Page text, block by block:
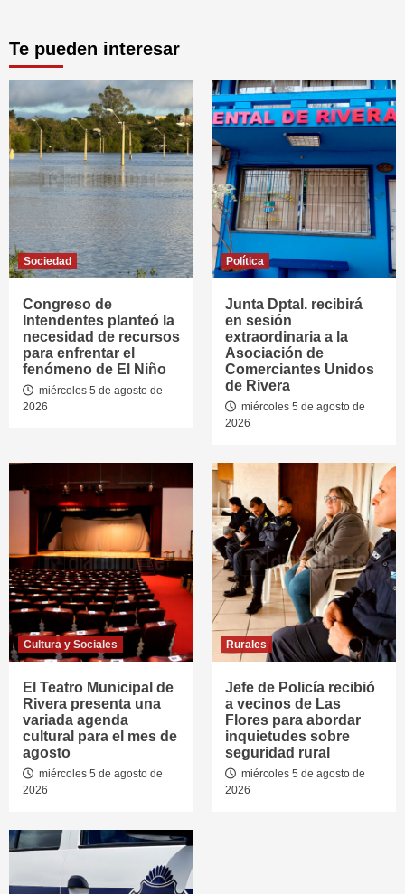
Te pueden interesar
Sociedad
Congreso de
Intendentes planteó la
necesidad de recursos
para enfrentar el
fenómeno de El Niño
miércoles 5 de agosto de
2026
Política
Junta Dptal. recibirá
en sesión
extraordinaria a la
Asociación de
Comerciantes Unidos
de Rivera
miércoles 5 de agosto de
2026
Cultura y Sociales
El Teatro Municipal de
Rivera presenta una
variada agenda
cultural para el mes de
agosto
miércoles 5 de agosto de
2026
Rurales
Jefe de Policía recibió
a vecinos de Las
Flores para abordar
inquietudes sobre
seguridad rural
miércoles 5 de agosto de
2026